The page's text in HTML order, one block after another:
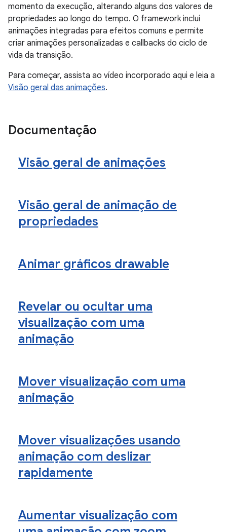
momento da execução, alterando alguns dos valores de
propriedades ao longo do tempo. O framework inclui
animações integradas para efeitos comuns e permite
criar animações personalizadas e callbacks do ciclo de
vida da transição.
Para começar, assista ao vídeo incorporado aqui e leia a
Visão geral das animações.
Documentação
Visão geral de animações
Visão geral de animação de
propriedades
Animar gráficos drawable
Revelar ou ocultar uma
visualização com uma
animação
Mover visualização com uma
animação
Mover visualizações usando
animação com deslizar
rapidamente
Aumentar visualização com